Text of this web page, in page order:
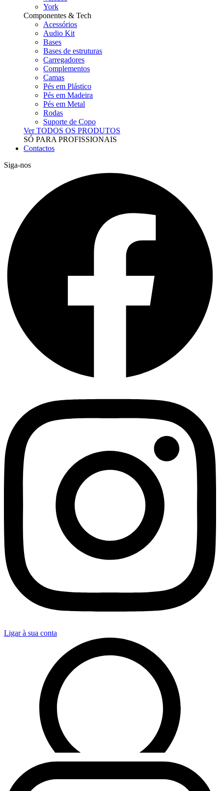
York
Componentes & Tech
Acessórios
Audio Kit
Bases
Bases de estruturas
Carregadores
Complementos
Camas
Pés em Plástico
Pés em Madeira
Pés em Metal
Rodas
Suporte de Copo
Ver TODOS OS PRODUTOS
SÓ PARA PROFISSIONAIS
Contactos
Siga-nos
Ligar à sua conta